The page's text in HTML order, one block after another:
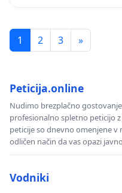
1 2 3 »
Peticija.online
Nudimo brezplačno
profesionalno spletno peticijo
peticije so dnevno omenjene
odličen način da vas opazi
Vodniki